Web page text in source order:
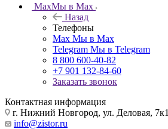
MaxМы в Max
Назад
Телефоны
Max Мы в Max
Telegram Мы в Telegram
8 800 600-40-82
+7 901 132-84-60
Заказать звонок
Контактная информация
г. Нижний Новгород, ул. Деловая, 7к1
info@zistor.ru